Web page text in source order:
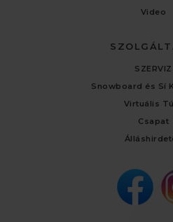
Video
SZERVIZ
Snowboard és Sí
Virtuális
Csapat